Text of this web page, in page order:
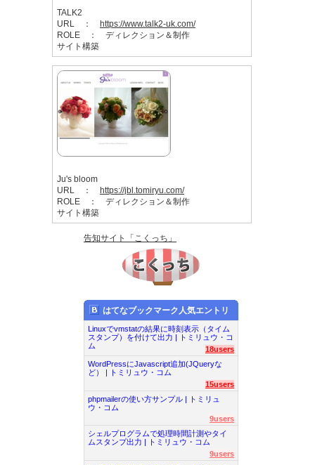
TALK2
URL ：
https://www.talk2-uk.com/
ROLE ： ディレクション＆制作
サイト構築
Ju's bloom
URL ： https://jbl.tomiryu.com/
ROLE ： ディレクション＆制作
サイト構築
告知サイト「こくっち」
はてなブックマーク人気エントリ
Linuxでvmstatの結果に時刻表示（タイム
スタンプ）を付けて出力 | トミリュウ・コ
ム
18users
WordPressにJavascript追加(JQueryな
ど） | トミリュウ・コム
15users
phpmailerの使い方サンプル | トミリュ
ウ・コム
9users
シェルプログラムで処理時間計測やタイ
ムスタンプ出力 | トミリュウ・コム
9users